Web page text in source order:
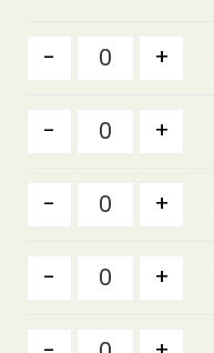
Quantity
- +
Quantity
- +
Quantity
- +
Quantity
- +
Quantity